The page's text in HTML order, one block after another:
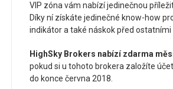
VIP zóna vám nabízí jedinečnou
Díky ní získáte jedinečné know-how
indikátor a také náskok před
HighSky Brokers nabízí zdarma
pokud si u tohoto brokera založíte
do konce června 2018.